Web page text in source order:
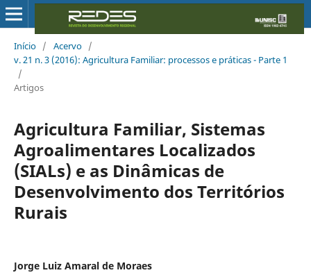
Início / Acervo /
v. 21 n. 3 (2016): Agricultura Familiar: processos e práticas - Parte 1
/
Artigos
Agricultura Familiar, Sistemas
Agroalimentares Localizados
(SIALs) e as Dinâmicas de
Desenvolvimento dos Territórios
Rurais
Jorge Luiz Amaral de Moraes